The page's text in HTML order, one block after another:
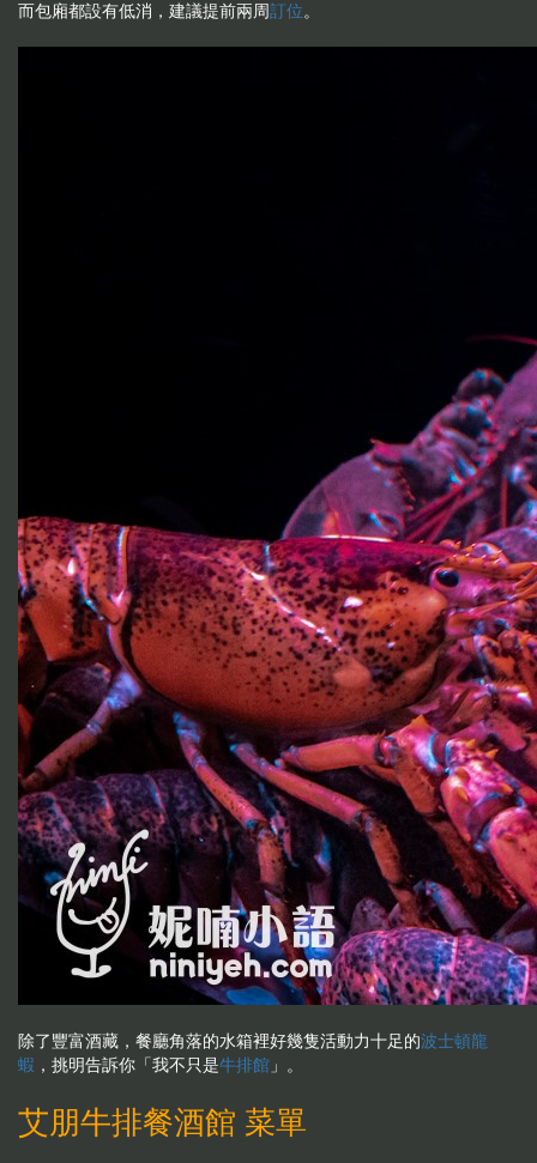
而包廂都設有低消，建議提前兩周訂位。
除了豐富酒藏，餐廳角落的水箱裡好幾隻活動力十足的波士頓龍
蝦 ，挑明告訴你「我不只是牛排館 」。
艾朋牛排餐酒館 菜單